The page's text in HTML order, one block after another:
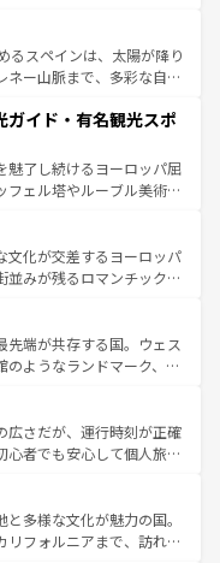
景やアマルフィ海岸の絶
。観光の合間には、本場の
ア料理を堪能することも
れない旅をしてみよう！
るスペインは、太陽が降り
ー山脈まで、多彩な自然
なフラメンコ、熱気あふ
が生活の一部となってい
た雰囲気や、バルセロナの
は古代ローマ遺跡や中世
異なるスペインはその個
れる人を魅了する。 なお、新着のスペイン情報は コ
。
ガイド・有名観光スポ
魅了し続けるヨーロッパ屈
ェル塔やルーブル美術館
華麗な宮殿、歴史的な大
かな自然が、訪れる者を心
は美食の国としても知ら
ランス、プロヴァンスの
彩な楽しみ方が可能だ。さ
が溢れており、どの街角に
全く異なる文化を体験で
のフランス情報はコンテンツ一覧
文化が交差するヨーロッパ
並みが残るロマンチック街
も飽きることがない。ベ
ン州のアルプスの絶景、そ
いった風景は必見。ビール
。 なお、新着の
参照してほしい。
先端が共存する国。ウェス
のようなランドマーク、歴
た、優雅なアフタヌーン
ない英国パブ、サッカー観
体験も豊富。イギリスを旅
広さだが、運行時刻が正確
心者でも安心して個人旅行
スならではのユニークな
でなく町歩きも満喫する
いため物価も高いが、旅行
多様な文化が魅力の国。
リフォルニアまで、訪れる